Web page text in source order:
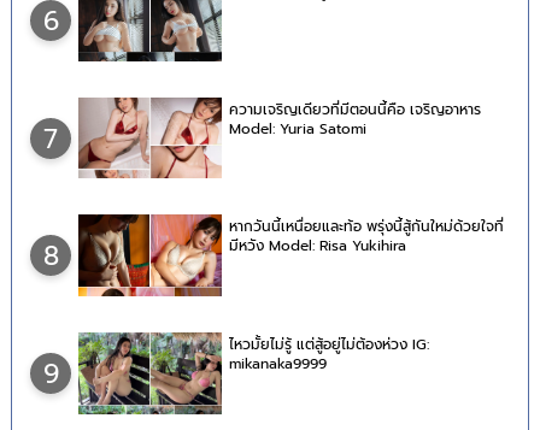
6
7
ความเจริญเดียวที่มีตอนนี้คือ เจริญอาหาร
Model: Yuria Satomi
8
หากวันนี้เหนื่อยและท้อ พรุ่งนี้สู้กันใหม่ด้วยใจที่
มีหวัง Model: Risa Yukihira
9
ไหวมั้ยไม่รู้ แต่สู้อยู่ไม่ต้องห่วง IG:
mikanaka9999